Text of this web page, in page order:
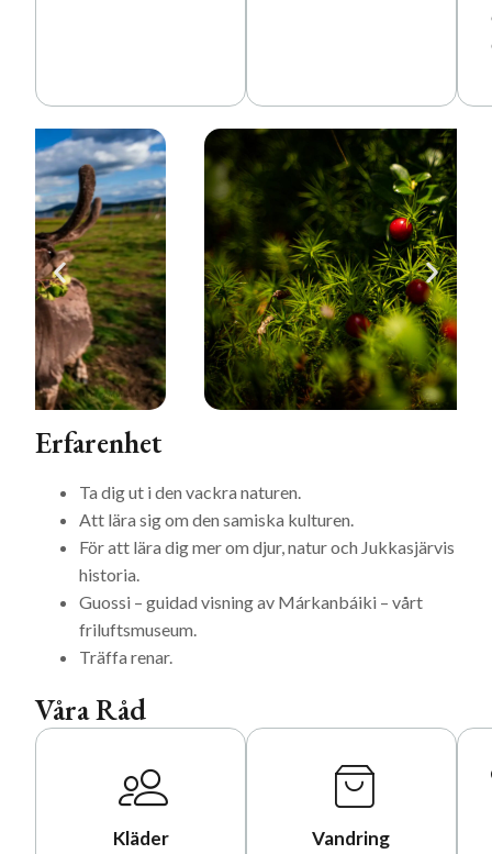
Erfarenhet
Ta dig ut i den vackra naturen.
Att lära sig om den samiska kulturen.
För att lära dig mer om djur, natur och Jukkasjärvis
historia.
Guossi – guidad visning av Márkanbáiki – vårt
friluftsmuseum.
Träffa renar.
Våra Råd
Kläder Vandring